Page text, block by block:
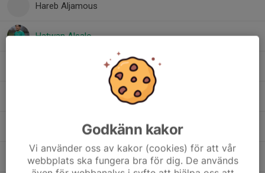
Hareb Aljamous
Hatwan Alsalo
Konrad Möllerström
Sebastian Tanase
Godkänn kakor
Vi använder oss av kakor (cookies) för att vår
webbplats ska fungera bra för dig. De används